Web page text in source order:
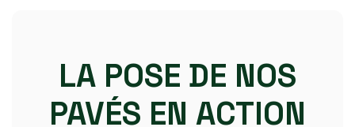
LA POSE DE NOS
PAVÉS EN ACTION